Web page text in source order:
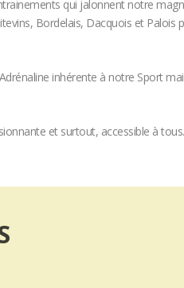
qui jalonnent notre
Bordelais, Dacquois et Palois
inhérente à notre Sport
et surtout, accessible à tous.